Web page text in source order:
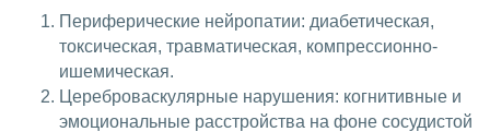
Периферические нейропатии: диабетическая,
токсическая, травматическая, компрессионно-
ишемическая.
Цереброваскулярные нарушения: когнитивные и
эмоциональные расстройства на фоне сосудистой